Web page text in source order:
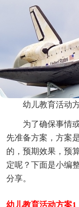
幼儿教育活动
为了确保事情
先准备方案，方案
的，预期效果，预
定呢？下面是小编
分享。
幼儿教育活动方案1